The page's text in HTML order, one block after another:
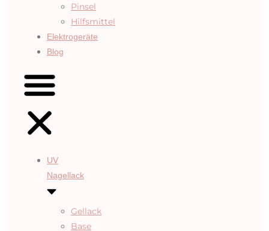
Pinsel
Hilfsmittel
Elektrogeräte
Blog
UV
Nagellack
Gellack
Base